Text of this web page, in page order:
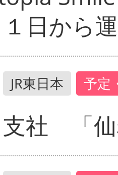
日から
JR東日本 予定
支社 「